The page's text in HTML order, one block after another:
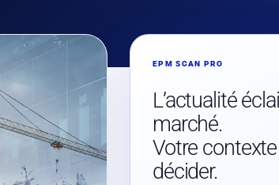
EPM SCAN PRO
L’actualité
marché.
Votre
décider.